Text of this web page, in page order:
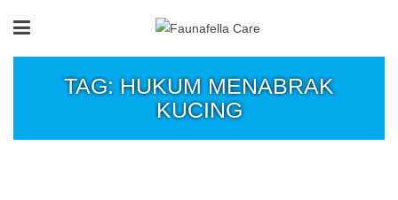
TAG: HUKUM MENABRAK
KUCING